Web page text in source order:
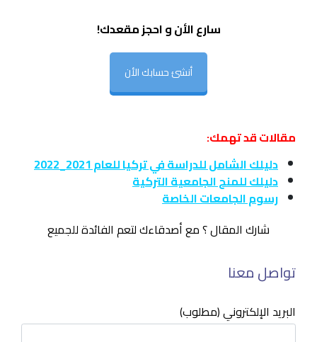
سارع الأن و احجز مقعدك!
أنشئ حسابك الأن
مقالات قد تهمك:
دليلك الشامل للدراسة في تركيا للعام 2021_2022
دليلك للمنح الجامعية التركية
رسوم الجامعات الخاصة
شارك المقال ؟ مع أصدقاءك لتعم الفائدة للجميع
تواصل معنا
البريد الإلكتروني (مطلوب)